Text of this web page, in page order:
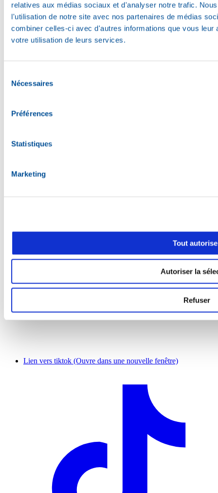
relatives aux médias sociaux et d'analyser notre trafic.
l'utilisation de notre site avec nos partenaires de médias
combiner celles-ci avec d'autres informations que vous
votre utilisation de leurs services.
Nécessaires
Préférences
Statistiques
Marketing
Tout
Autoriser la
Refuser
Lien vers tiktok (Ouvre dans une nouvelle fenêtre)